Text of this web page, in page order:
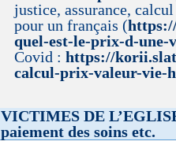
justice, assurance,
pour un français (
quel-est-le-prix-d-une-
Covid :https://
calcul-prix-valeur-vie-
VICTIMES DE
paiement des soins etc.